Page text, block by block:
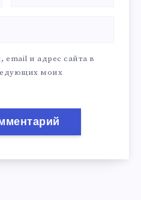
и адрес сайта в
моих